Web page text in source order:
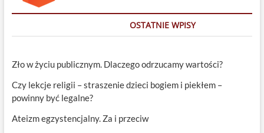
OSTATNIE WPISY
Zło w życiu publicznym. Dlaczego odrzucamy wartości?
Czy lekcje religii – straszenie dzieci bogiem i piekłem –
powinny być legalne?
Ateizm egzystencjalny. Za i przeciw